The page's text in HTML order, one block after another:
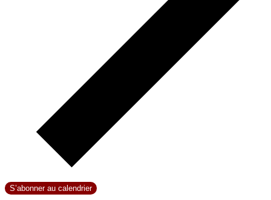
S’abonner au calendrier